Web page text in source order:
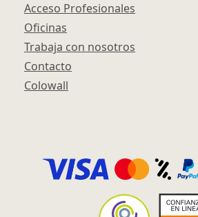
Acceso Profesionales
Oficinas
Trabaja con nosotros
Contacto
Colowall